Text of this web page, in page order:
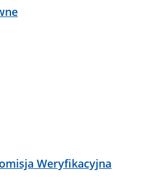
Weryfikacyjna